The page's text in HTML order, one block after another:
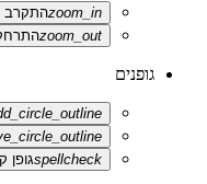
zoom_inהתקרב
zoom_out
גופנים
spellcheckגופן